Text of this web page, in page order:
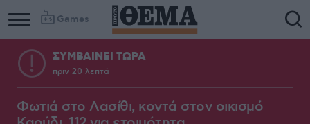
Games
ΣΥΜΒΑΙΝΕΙ ΤΩΡΑ
πριν 20 λεπτά
Φωτιά στο Λασίθι, κοντά στον οικισμό